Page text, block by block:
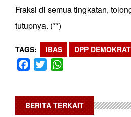
Fraksi di semua tingkatan,
tutupnya. (**)
TAGS IBAS DPP DEMOKRAT
Facebook
Twitter
BERITA TERKAIT